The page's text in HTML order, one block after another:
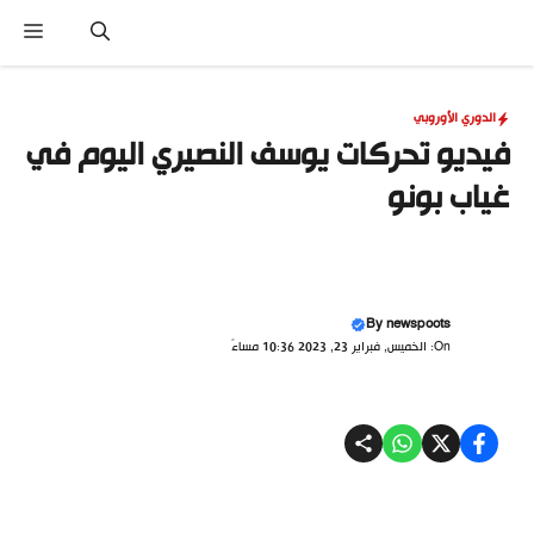
المحتوى
الدوري الأوروبي
فيديو تحركات يوسف النصيري اليوم في
غياب بونو
Bynewspoots
On: الخميس, فبراير 23, 2023 10:36 مساءً